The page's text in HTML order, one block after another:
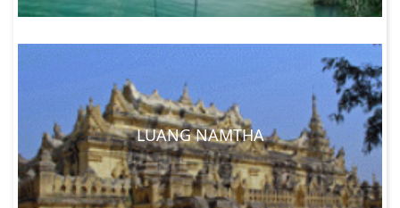
LUANG NAMTHA